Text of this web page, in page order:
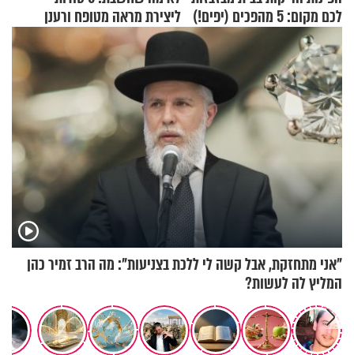
לכם מקום: 5 מהפכים (יפים!)
שאפשר לעשות כבר היום
ליצירת מראה מטופח ורענן
"אני מתחזקת, אבל קשה לי ללכת בצניעות": מה הרב זמיר כהן
המליץ לה לעשות?